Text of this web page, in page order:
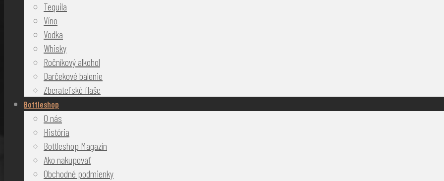
Tequila
Víno
Vodka
Whisky
Ročníkový alkohol
Darčekové balenie
Zberateľské flaše
Bottleshop
O nás
História
Bottleshop Magazín
Ako nakupovať
Obchodné podmienky